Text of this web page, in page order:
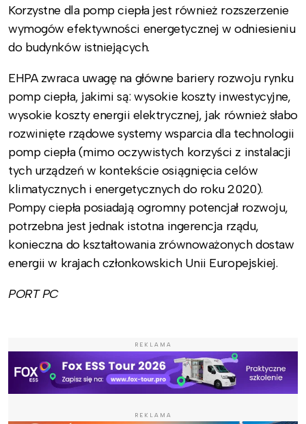
Korzystne dla pomp ciepła jest również rozszerzenie
wymogów efektywności energetycznej w odniesieniu
do budynków istniejących.
EHPA zwraca uwagę na główne bariery rozwoju rynku
pomp ciepła, jakimi są: wysokie koszty inwestycyjne,
wysokie koszty energii elektrycznej, jak również słabo
rozwinięte rządowe systemy wsparcia dla technologii
pomp ciepła (mimo oczywistych korzyści z instalacji
tych urządzeń w kontekście osiągnięcia celów
klimatycznych i energetycznych do roku 2020).
Pompy ciepła posiadają ogromny potencjał rozwoju,
potrzebna jest jednak istotna ingerencja rządu,
konieczna do kształtowania zrównoważonych dostaw
energii w krajach członkowskich Unii Europejskiej.
PORT PC
REKLAMA
REKLAMA